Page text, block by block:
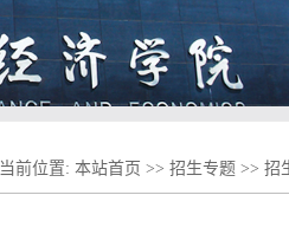
当前位置: 本站首页 >> 招生专题 >> 招